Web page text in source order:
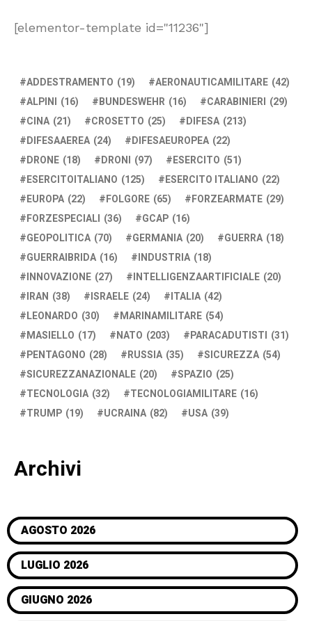
[elementor-template id="11236"]
ADDESTRAMENTO (19) AERONAUTICAMILITARE (42)
ALPINI (16) BUNDESWEHR (16) CARABINIERI (29)
CINA (21) CROSETTO (25) DIFESA (213)
DIFESAAEREA (24) DIFESAEUROPEA (22)
DRONE (18) DRONI (97) ESERCITO (51)
ESERCITOITALIANO (125) ESERCITO ITALIANO (22)
EUROPA (22) FOLGORE (65) FORZEARMATE (29)
FORZESPECIALI (36) GCAP (16)
GEOPOLITICA (70) GERMANIA (20) GUERRA (18)
GUERRAIBRIDA (16) INDUSTRIA (18)
INNOVAZIONE (27) INTELLIGENZAARTIFICIALE (20)
IRAN (38) ISRAELE (24) ITALIA (42)
LEONARDO (30) MARINAMILITARE (54)
MASIELLO (17) NATO (203) PARACADUTISTI (31)
PENTAGONO (28) RUSSIA (35) SICUREZZA (54)
SICUREZZANAZIONALE (20) SPAZIO (25)
TECNOLOGIA (32) TECNOLOGIAMILITARE (16)
TRUMP (19) UCRAINA (82) USA (39)
Archivi
AGOSTO 2026
LUGLIO 2026
GIUGNO 2026